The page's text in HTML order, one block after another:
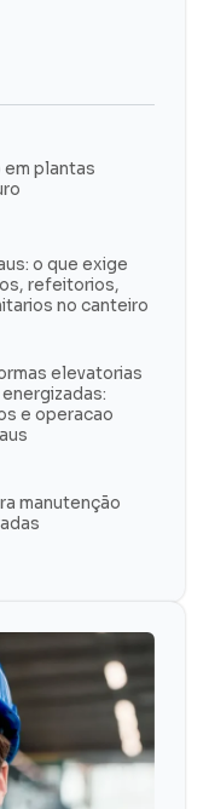
em plantas
o que exige
refeitorios,
no canteiro
elevatorias
e operacao
manutenção